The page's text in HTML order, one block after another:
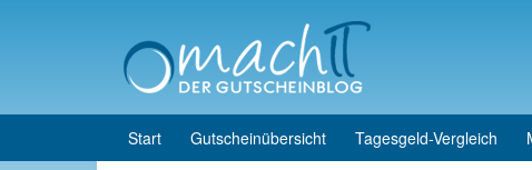
Start Gutscheinübersicht Tagesgeld-Vergleich